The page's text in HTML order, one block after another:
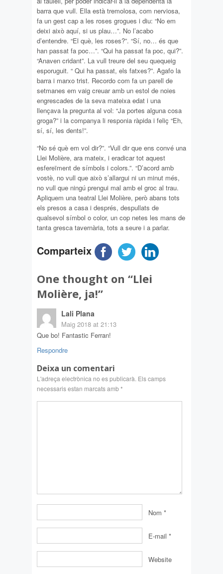
barra que vull. Ella està tremolosa, com nerviosa,
fa un gest cap a les roses grogues i diu: “No em
deixi això aquí, si us plau…”. No l’acabo
d’entendre. “El què, les roses?”. “Sí, no… és que
han passat fa poc…”. “Qui ha passat fa poc, qui?”.
“Anaven cridant”. La vull treure del seu quequeig
esporuguit. “ Qui ha passat, els fatxes?”. Agafo la
barra i marxo trist. Recordo com fa un parell de
setmanes em vaig creuar amb un estol de noies
engrescades de la seva mateixa edat i una
llençava la pregunta al vol: “Ja portes alguna cosa
groga?” i la companya li responia ràpida i feliç “Eh,
sí, sí, les dents!”.
“No sé què em vol dir?”. “Vull dir que ens convé una
Llei Molière, ara mateix, i eradicar tot aquest
esfereïment de símbols i colors.”. “D’acord amb
vostè, no vull que això s’allargui ni un minut més,
no vull que ningú prengui mal amb el groc al trau.
Apliquem una teatral Llei Molière, però abans tots
els presos a casa i després, despullats de
qualsevol símbol o color, un cop netes les mans de
tanta gresca tavernària, tots a seure i a parlar.
Comparteix
One thought on “Llei
Molière, ja!”
Lali Plana
Maig 2018 at 21:13
Que bo! Fantastic Ferran!
Respondre
Deixa un comentari
L'adreça electrònica no es publicarà. Els camps
necessaris estan marcats amb*
Nom *
E-mail *
Website